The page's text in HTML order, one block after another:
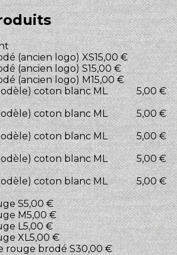
(ancien logo) XS15,00 €
(ancien logo) S15,00 €
(ancien logo) M15,00 €
coton blanc ML
5,00 €
coton blanc ML
5,00 €
coton blanc ML
5,00 €
coton blanc ML
5,00 €
coton blanc ML
5,00 €
S5,00 €
M5,00 €
L5,00 €
XL5,00 €
rouge brodé S30,00 €